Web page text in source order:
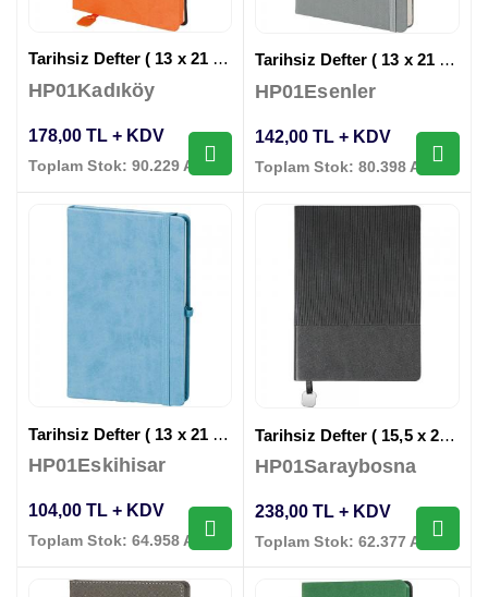
Tarihsiz Defter ( 13 x 21 cm )
HP01Kadıköy
178,00 TL + KDV
Toplam Stok: 90.229 Adet
Tarihsiz Defter ( 13 x 21 cm )
HP01Esenler
142,00 TL + KDV
Toplam Stok: 80.398 Adet
Tarihsiz Defter ( 13 x 21 cm )
HP01Eskihisar
104,00 TL + KDV
Toplam Stok: 64.958 Adet
Tarihsiz Defter ( 15,5 x 21,5 cm )
HP01Saraybosna
238,00 TL + KDV
Toplam Stok: 62.377 Adet